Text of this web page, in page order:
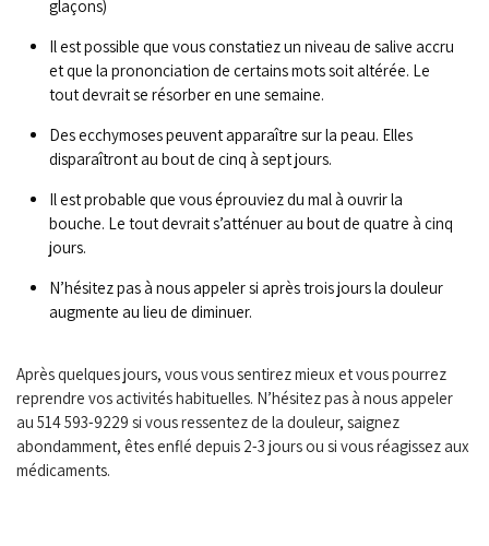
glaçons)
Il est possible que vous constatiez un niveau de salive accru
et que la prononciation de certains mots soit altérée. Le
tout devrait se résorber en une semaine.
Des ecchymoses peuvent apparaître sur la peau. Elles
disparaîtront au bout de cinq à sept jours.
Il est probable que vous éprouviez du mal à ouvrir la
bouche. Le tout devrait s’atténuer au bout de quatre à cinq
jours.
N’hésitez pas à nous appeler si après trois jours la douleur
augmente au lieu de diminuer.
Après quelques jours, vous vous sentirez mieux et vous pourrez
reprendre vos activités habituelles. N’hésitez pas à nous appeler
au 514 593-9229 si vous ressentez de la douleur, saignez
abondamment, êtes enflé depuis 2-3 jours ou si vous réagissez aux
médicaments.